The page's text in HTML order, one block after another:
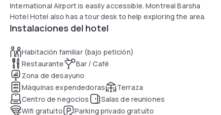
International Airport is easily accessible. Montreal Barsha
Hotel Hotel also has a tour desk to help exploring the area.
Instalaciones del hotel
Habitación familiar (bajo petición)
Restaurante
Bar / Café
Zona de desayuno
Máquinas expendedoras
Terraza
Centro de negocios
Salas de reuniones
Wifi gratuito
Parking privado gratuito